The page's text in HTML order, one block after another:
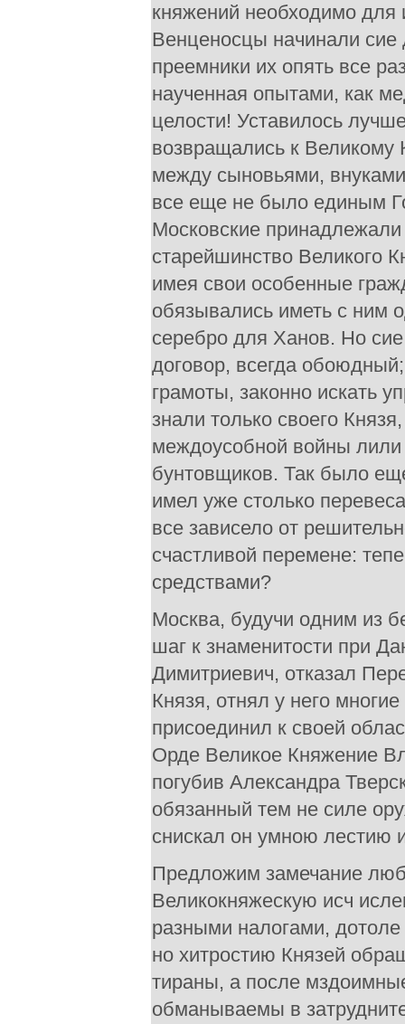
княжений необходимо для
Венценосцы начинали сие
преемники их опять все
наученная опытами, как
целости! Уставилось
возвращались к Великому
между сыновьями,
все еще не было единым
Московские
старейшинство Великого
имея свои особенные
обязывались иметь с ним
серебро для Ханов. Но
договор, всегда
грамоты, законно искать
знали только своего
междоусобной войны
бунтовщиков. Так было
имел уже столько
все зависело от
счастливой перемене:
средствами?
Москва, будучи одним из
шаг к знаменитости при
Димитриевич, отказал
Князя, отнял у него
присоединил к своей
Орде Великое Княжение
погубив Александра
обязанный тем не силе
снискал он умною лестию
Предложим замечание
Великокняжескую исч
разными налогами,
но хитростию Князей
тираны, а после
обманываемы в